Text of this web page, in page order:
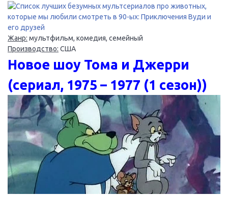
Жанр: мультфильм, комедия, семейный
Производство: США
Новое шоу Тома и Джерри
(сериал, 1975 – 1977 (1 сезон))